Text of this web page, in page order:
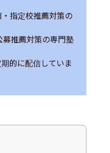
指定校推薦対策の
推薦対策の専門塾
的に配信していま